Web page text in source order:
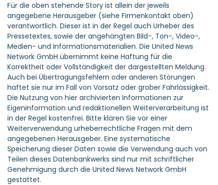
Für die oben stehende Story ist allein der jeweils
angegebene Herausgeber (siehe Firmenkontakt oben)
verantwortlich. Dieser ist in der Regel auch Urheber des
Pressetextes, sowie der angehängten Bild-, Ton-, Video-,
Medien- und Informationsmaterialien. Die United News
Network GmbH übernimmt keine Haftung für die
Korrektheit oder Vollständigkeit der dargestellten Meldung.
Auch bei Übertragungsfehlern oder anderen Störungen
haftet sie nur im Fall von Vorsatz oder grober Fahrlässigkeit.
Die Nutzung von hier archivierten Informationen zur
Eigeninformation und redaktionellen Weiterverarbeitung ist
in der Regel kostenfrei. Bitte klären Sie vor einer
Weiterverwendung urheberrechtliche Fragen mit dem
angegebenen Herausgeber. Eine systematische
Speicherung dieser Daten sowie die Verwendung auch von
Teilen dieses Datenbankwerks sind nur mit schriftlicher
Genehmigung durch die United News Network GmbH
gestattet.